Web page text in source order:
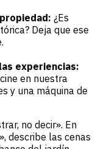
¿Es
Deja que ese
experiencias:
en nuestra
y una máquina de
no decir». En
describe las cenas